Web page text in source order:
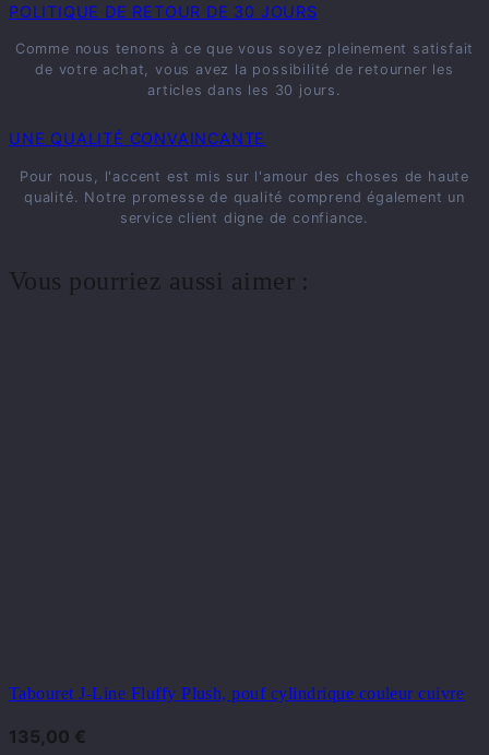
POLITIQUE DE RETOUR DE 30 JOURS
Comme nous tenons à ce que vous soyez pleinement satisfait
de votre achat, vous avez la possibilité de retourner les
articles dans les 30 jours.
UNE QUALITÉ CONVAINCANTE
Pour nous, l'accent est mis sur l'amour des choses de haute
qualité. Notre promesse de qualité comprend également un
service client digne de confiance.
Vous pourriez aussi aimer :
Tabouret J-Line Fluffy Plush, pouf cylindrique couleur cuivre
135,00 €